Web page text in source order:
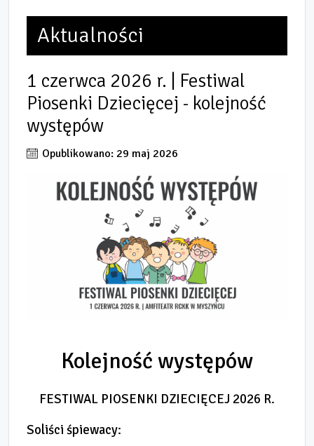
Aktualności
1 czerwca 2026 r. | Festiwal
Piosenki Dziecięcej - kolejność
występów
Opublikowano: 29 maj 2026
Kolejność występów
FESTIWAL PIOSENKI DZIECIĘCEJ 2026 R.
Soliści śpiewacy: